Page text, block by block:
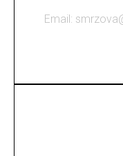
Email: